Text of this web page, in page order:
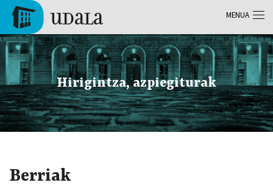
Skip to main content
Tolosa
Hirigintza, azpiegiturak
Berriak
MENUA